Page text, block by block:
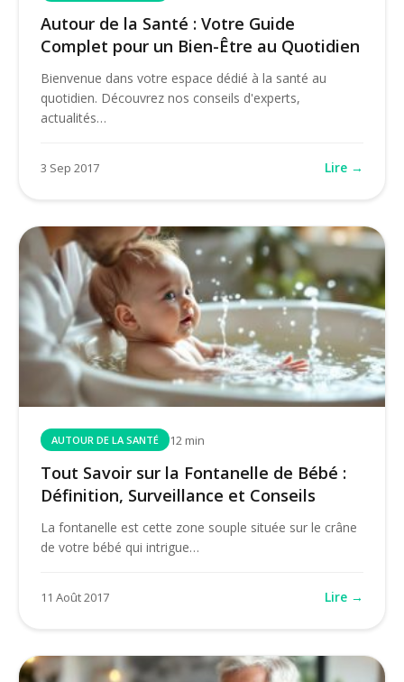
Autour de la Santé : Votre Guide
Complet pour un Bien-Être au Quotidien
Bienvenue dans votre espace dédié à la santé au
quotidien. Découvrez nos conseils d'experts,
actualités…
3 Sep 2017 Lire →
AUTOUR DE LA SANTÉ 12 min
Tout Savoir sur la Fontanelle de Bébé :
Définition, Surveillance et Conseils
La fontanelle est cette zone souple située sur le crâne
de votre bébé qui intrigue…
11 Août 2017 Lire →